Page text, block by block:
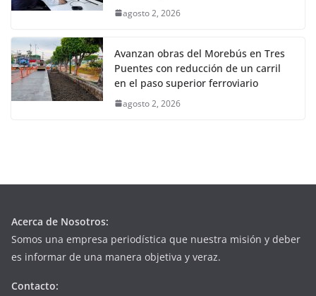
agosto 2, 2026
Avanzan obras del Morebús en Tres
Puentes con reducción de un carril
en el paso superior ferroviario
agosto 2, 2026
Acerca de Nosotros:
Somos una empresa periodística que nuestra misión y deber
es informar de una manera objetiva y veraz.
Contacto: